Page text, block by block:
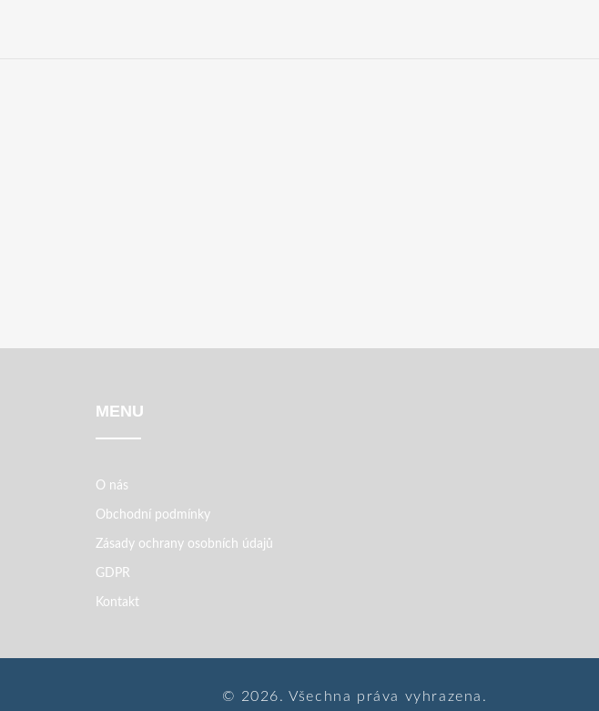
MENU
O nás
Obchodní podmínky
Zásady ochrany osobních údajů
GDPR
Kontakt
© 2026. Všechna práva vyhrazena.